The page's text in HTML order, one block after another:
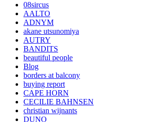
08sircus
AALTO
ADNYM
akane utsunomiya
AUTRY
BANDITS
beautiful people
Blog
borders at balcony
buying report
CAPE HORN
CECILIE BAHNSEN
christian wijnants
DUNO